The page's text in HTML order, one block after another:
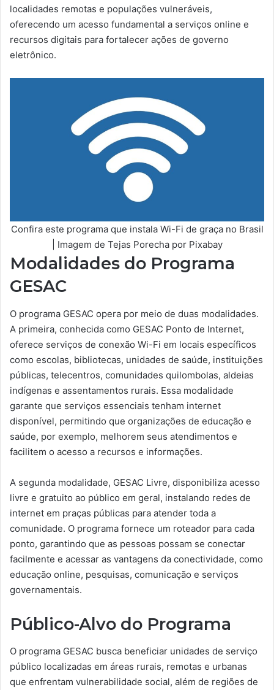
localidades remotas e populações vulneráveis,
oferecendo um acesso fundamental a serviços online e
recursos digitais para fortalecer ações de governo
eletrônico.
Confira este programa que instala Wi-Fi de graça no Brasil
| Imagem de Tejas Porecha por Pixabay
Modalidades do Programa
GESAC
O programa GESAC opera por meio de duas modalidades.
A primeira, conhecida como GESAC Ponto de Internet,
oferece serviços de conexão Wi-Fi em locais específicos
como escolas, bibliotecas, unidades de saúde, instituições
públicas, telecentros, comunidades quilombolas, aldeias
indígenas e assentamentos rurais. Essa modalidade
garante que serviços essenciais tenham internet
disponível, permitindo que organizações de educação e
saúde, por exemplo, melhorem seus atendimentos e
facilitem o acesso a recursos e informações.
A segunda modalidade, GESAC Livre, disponibiliza acesso
livre e gratuito ao público em geral, instalando redes de
internet em praças públicas para atender toda a
comunidade. O programa fornece um roteador para cada
ponto, garantindo que as pessoas possam se conectar
facilmente e acessar as vantagens da conectividade, como
educação online, pesquisas, comunicação e serviços
governamentais.
Público-Alvo do Programa
O programa GESAC busca beneficiar unidades de serviço
público localizadas em áreas rurais, remotas e urbanas
que enfrentam vulnerabilidade social, além de regiões de